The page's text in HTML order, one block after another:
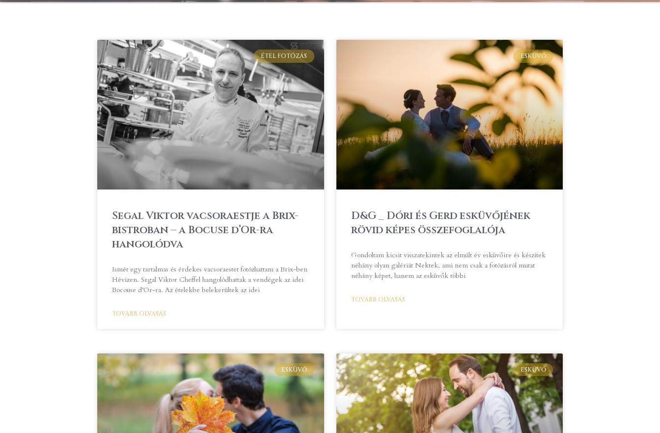
ÉTEL FOTÓZÁS
Segal Viktor vacsoraestje a Brix-
bistroban – a Bocuse d’Or-ra
hangolódva
Ismét egy tartalmas és érdekes vacsoraestet fotózhattam a Brix-ben
Hévízen. Segal Viktor Cheffel hangolódhattak a vendégek az idei
Bocouse d’Or-ra. Az ételekbe belekerültek az idei
TOVÁBB OLVASÁS
ESKÜVŐ
D&G _ Dóri és Gerd esküvőjének
rövid képes összefoglalója
Gondoltam kicsit visszatekintek az elmúlt év esküvőire és készítek
néhány olyan galériát Nektek, ami nem csak a fotózásról mutat
néhány képet, hanem az esküvők többi
TOVÁBB OLVASÁS
ESKÜVŐ ESKÜVŐ